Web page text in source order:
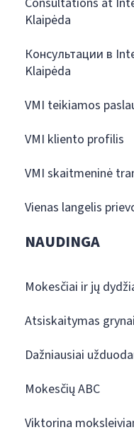
Klaipėda
Консультации в
Klaipėda
VMI teikiamos
VMI kliento profilis
VMI skaitmeninė
Vienas langelis
NAUDINGA
Mokesčiai ir jų
Atsiskaitymas
Dažniausiai
Mokesčių ABC
Viktorina